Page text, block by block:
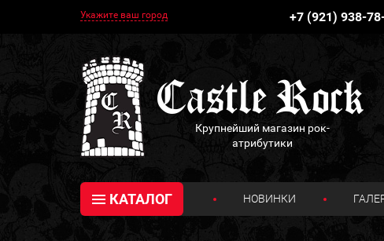
Укажите ваш город +7 (921) 938-
Крупнейший магазин рок-
атрибутики
КАТАЛОГ НОВИНКИ